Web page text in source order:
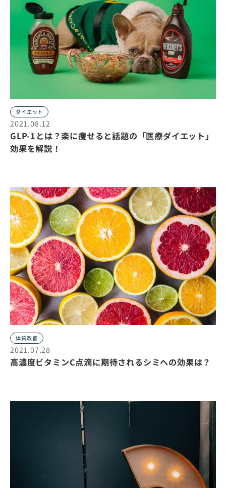
ダイエット
2021.08.12
GLP-1とは？楽に痩せると話題の「医療ダイエット」
効果を解説！
体質改善
2021.07.28
高濃度ビタミンC点滴に期待されるシミへの効果は？